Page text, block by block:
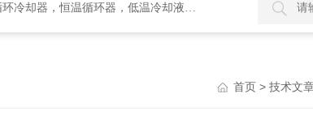
泵，循环水式多用真空泵，集热式恒温磁力搅拌浴等
首页 > 技术文